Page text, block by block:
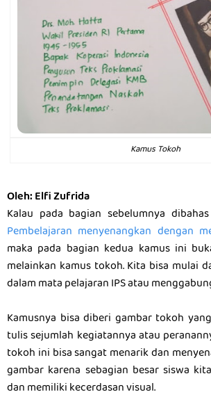
Kamus Tokoh
Oleh: Elfi Zufrida
Kalau pada bagian sebelumnya
Pembelajaran menyenangkan dengan
maka pada bagian kedua kamus ini
melainkan kamus tokoh. Kita bisa mulai
dalam mata pelajaran IPS atau
Kamusnya bisa diberi gambar tokoh
tulis sejumlah kegiatannya atau
tokoh ini bisa sangat menarik dan
gambar karena sebagian besar siswa
dan memiliki kecerdasan visual.